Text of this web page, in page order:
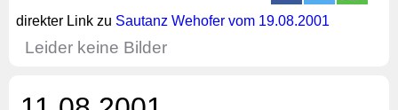
direkter Link zu Sautanz Wehofer vom 19.08.2001
Leider keine Bilder